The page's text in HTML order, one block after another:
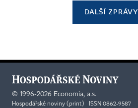
DALŠÍ ZPRÁVY
© 1996-2026 Economia, a.s.
Hospodářské noviny (print) ISSN 0862-9587